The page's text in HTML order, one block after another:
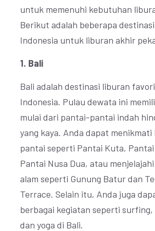
untuk memenuhi kebutuhan
Berikut adalah beberapa
Indonesia untuk liburan akhir
1. Bali
Bali adalah destinasi liburan
Indonesia. Pulau dewata ini
mulai dari pantai-pantai indah
yang kaya. Anda dapat menikmati
pantai seperti Pantai Kuta,
Pantai Nusa Dua, atau
alam seperti Gunung Batur dan
Terrace. Selain itu, Anda juga
berbagai kegiatan seperti surfing,
dan yoga di Bali.